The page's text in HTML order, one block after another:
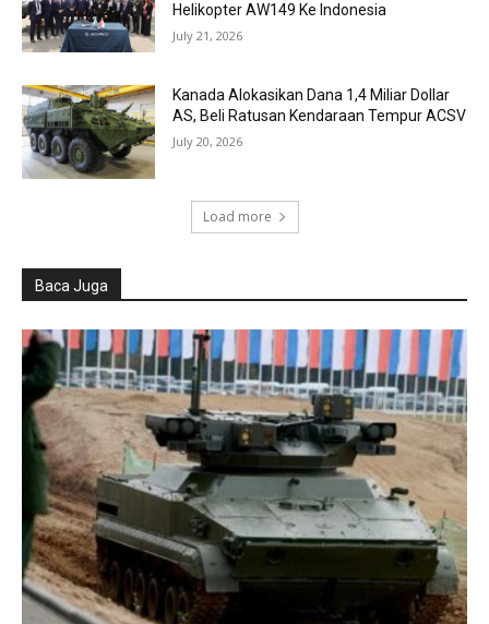
Helikopter AW149 Ke Indonesia
July 21, 2026
Kanada Alokasikan Dana 1,4 Miliar Dollar
AS, Beli Ratusan Kendaraan Tempur ACSV
July 20, 2026
Load more
Baca Juga